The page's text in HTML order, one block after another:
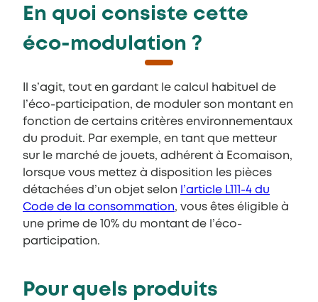
En quoi consiste cette
éco-modulation ?
Il s’agit, tout en gardant le calcul habituel de
l’éco-participation, de moduler son montant en
fonction de certains critères environnementaux
du produit. Par exemple, en tant que metteur
sur le marché de jouets, adhérent à Ecomaison,
lorsque vous mettez à disposition les pièces
détachées d’un objet selon
l’article L111-4 du
Code de la consommation, vous êtes éligible à
une prime de 10% du montant de l’éco-
participation.
Pour quels produits